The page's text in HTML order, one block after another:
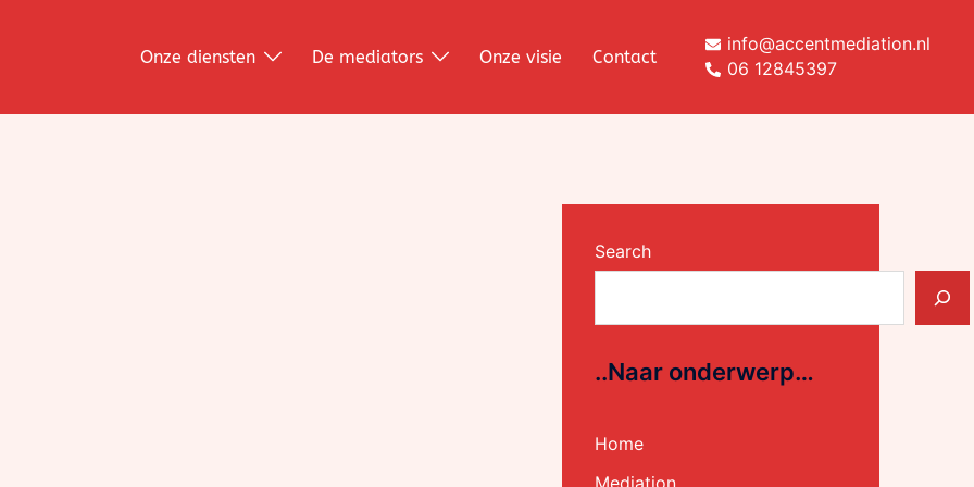
Onze diensten De mediators Onze visie Contact
info@accentmediation.nl
06 12845397
Search
..Naar onderwerp…
Home
Mediation